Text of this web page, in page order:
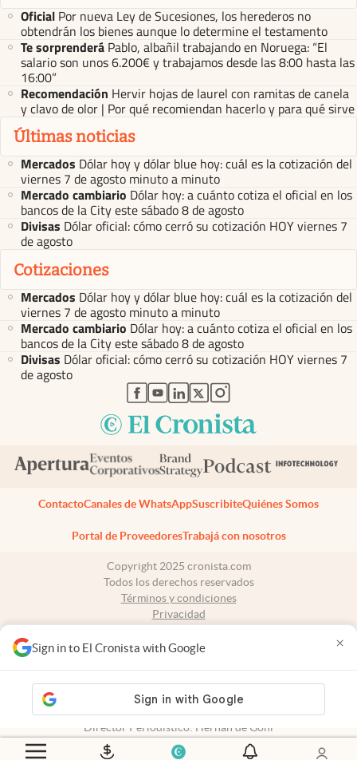
Sign in to El Cronista with Google ×
Oficial Por nueva Ley de Sucesiones, los herederos no
obtendrán los bienes aunque lo determine el testamento
Te sorprenderá Pablo, albañil trabajando en Noruega: “El
salario son unos 6.200€ y trabajamos desde las 8:00 hasta las
16:00”
Recomendación Hervir hojas de laurel con ramitas de canela
y clavo de olor | Por qué recomiendan hacerlo y para qué sirve
Últimas noticias
Mercados Dólar hoy y dólar blue hoy: cuál es la cotización del
viernes 7 de agosto minuto a minuto
Mercado cambiario Dólar hoy: a cuánto cotiza el oficial en los
bancos de la City este sábado 8 de agosto
Divisas Dólar oficial: cómo cerró su cotización HOY viernes 7
de agosto
Cotizaciones
Mercados Dólar hoy y dólar blue hoy: cuál es la cotización del
viernes 7 de agosto minuto a minuto
Mercado cambiario Dólar hoy: a cuánto cotiza el oficial en los
bancos de la City este sábado 8 de agosto
Divisas Dólar oficial: cómo cerró su cotización HOY viernes 7
de agosto
abre en nueva pestaña
abre en nueva pestaña
abre en nueva pestaña
abre en nueva pestaña
abre en nueva pestaña
ContactoCanales de WhatsAppSuscribiteQuiénes Somos
Portal de ProveedoresTrabajá con nosotros
Copyright 2025 cronista.com
Todos los derechos reservados
Términos y condiciones
Privacidad
Tel: +54 11 7078-3270
propiedad intelectual: 56576959
N° de edición: 10.950 - 7 de agosto de 2026
Director Periodístico: Hernán de Goñi